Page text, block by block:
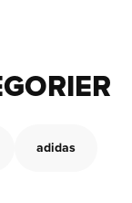
adidas